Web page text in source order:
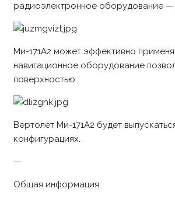
радиоэлектронное оборудование —
Ми-171А2 может эффективно
навигационное оборудование
поверхностью.
Вертолет Ми-171А2 будет
конфигурациях.
—
Общая информация